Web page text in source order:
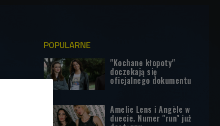
POPULARNE
"Kochane kłopoty"
doczekają się
oficjalnego dokumentu
Amelie Lens i Angèle w
duecie. Numer "run" już